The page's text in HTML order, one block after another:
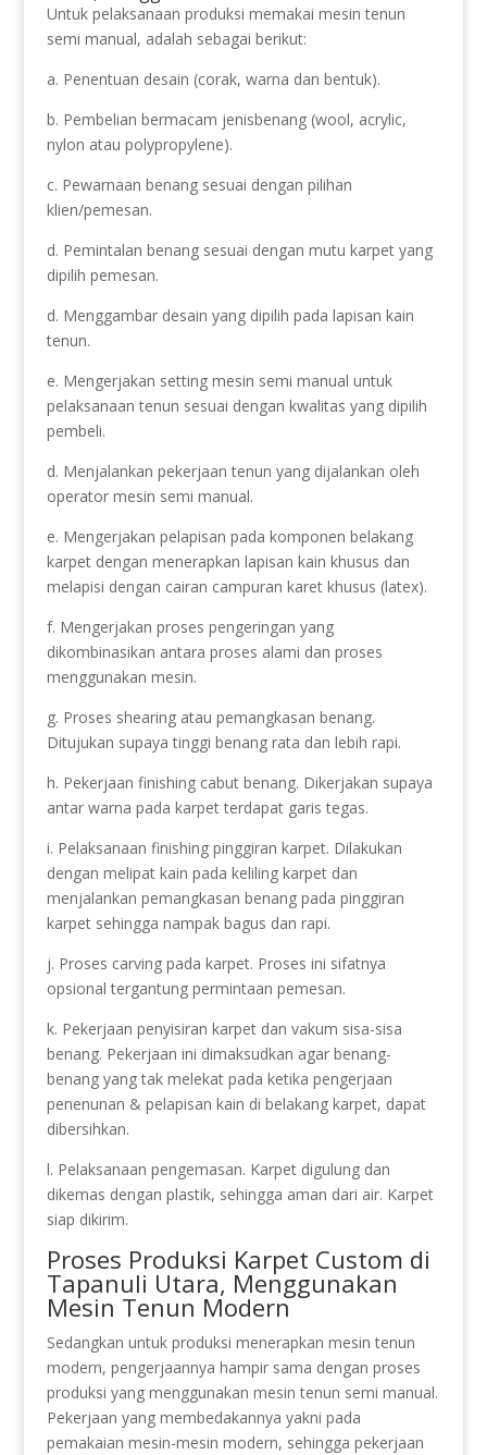
Untuk pelaksanaan produksi memakai mesin tenun
semi manual, adalah sebagai berikut:
a. Penentuan desain (corak, warna dan bentuk).
b. Pembelian bermacam jenisbenang (wool, acrylic,
nylon atau polypropylene).
c. Pewarnaan benang sesuai dengan pilihan
klien/pemesan.
d. Pemintalan benang sesuai dengan mutu karpet yang
dipilih pemesan.
d. Menggambar desain yang dipilih pada lapisan kain
tenun.
e. Mengerjakan setting mesin semi manual untuk
pelaksanaan tenun sesuai dengan kwalitas yang dipilih
pembeli.
d. Menjalankan pekerjaan tenun yang dijalankan oleh
operator mesin semi manual.
e. Mengerjakan pelapisan pada komponen belakang
karpet dengan menerapkan lapisan kain khusus dan
melapisi dengan cairan campuran karet khusus (latex).
f. Mengerjakan proses pengeringan yang
dikombinasikan antara proses alami dan proses
menggunakan mesin.
g. Proses shearing atau pemangkasan benang.
Ditujukan supaya tinggi benang rata dan lebih rapi.
h. Pekerjaan finishing cabut benang. Dikerjakan supaya
antar warna pada karpet terdapat garis tegas.
i. Pelaksanaan finishing pinggiran karpet. Dilakukan
dengan melipat kain pada keliling karpet dan
menjalankan pemangkasan benang pada pinggiran
karpet sehingga nampak bagus dan rapi.
j. Proses carving pada karpet. Proses ini sifatnya
opsional tergantung permintaan pemesan.
k. Pekerjaan penyisiran karpet dan vakum sisa-sisa
benang. Pekerjaan ini dimaksudkan agar benang-
benang yang tak melekat pada ketika pengerjaan
penenunan & pelapisan kain di belakang karpet, dapat
dibersihkan.
l. Pelaksanaan pengemasan. Karpet digulung dan
dikemas dengan plastik, sehingga aman dari air. Karpet
siap dikirim.
Proses Produksi Karpet Custom di
Tapanuli Utara, Menggunakan
Mesin Tenun Modern
Sedangkan untuk produksi menerapkan mesin tenun
modern, pengerjaannya hampir sama dengan proses
produksi yang menggunakan mesin tenun semi manual.
Pekerjaan yang membedakannya yakni pada
pemakaian mesin-mesin modern, sehingga pekerjaan